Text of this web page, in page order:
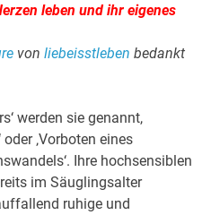
leben und ihr eigenes
vonliebeisstlebenbedankt
werden sie genannt,
‚Vorboten eines
Ihre hochsensiblen
im Säuglingsalter
ruhige und